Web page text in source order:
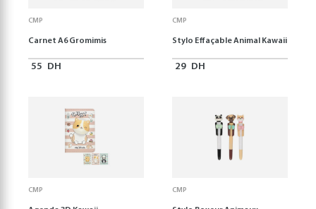
CMP
Carnet A6 Gromimis
55 DH
CMP
Stylo Effaçable Animal Kawaii
29 DH
CMP CMP